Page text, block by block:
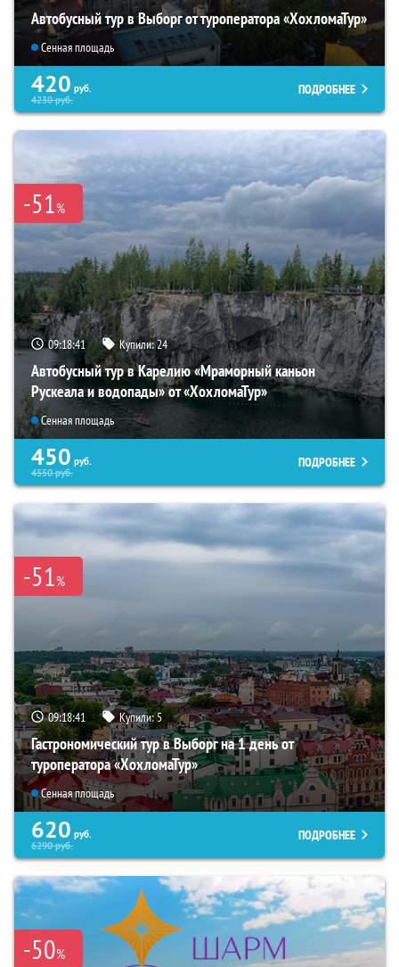
Автобусный тур в Выборг от туроператора «ХохломаТур»
Сенная площадь
420 руб.
4230руб.
ПОДРОБНЕЕ
-51%
09:18:39 Купили:24
Автобусный тур в Карелию «Мраморный каньон
Рускеала и водопады» от «ХохломаТур»
Сенная площадь
450 руб.
4550руб.
ПОДРОБНЕЕ
-51%
09:18:39 Купили:5
Гастрономический тур в Выборг на 1 день от
туроператора «ХохломаТур»
Сенная площадь
620 руб.
6290руб.
ПОДРОБНЕЕ
-50%